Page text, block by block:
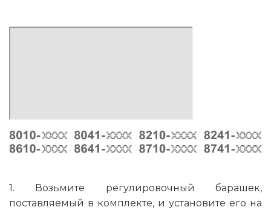
1. Возьмите регулировочный барашек,
поставляемый в комплекте, и установите его на